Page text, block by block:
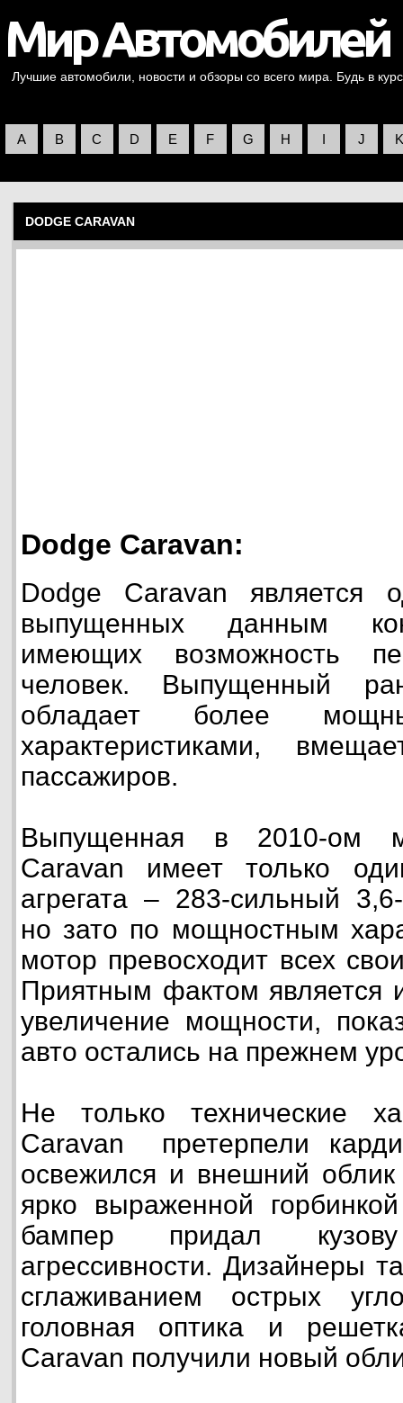
Лучшие автомобили, новости и обзоры со всего мира. Будь в
A B C D E F G H I J K
DODGE CARAVAN
Dodge Caravan:
Dodge Caravan является
выпущенных данным
имеющих возможность
человек. Выпущенный
обладает более
характеристиками,
пассажиров.
Выпущенная в 2010-ом
Caravan имеет только
агрегата – 283-сильный
но зато по мощностным
мотор превосходит всех
Приятным фактом является
увеличение мощности,
авто остались на прежнем
Не только технические
Caravan претерпели
освежился и внешний облик
ярко выраженной
бампер придал
агрессивности. Дизайнеры
сглаживанием острых
головная оптика и
Caravan получили новый